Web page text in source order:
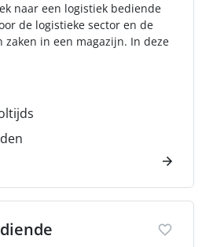
naar een logistiek bediende
de logistieke sector en de
zaken in een magazijn. In deze